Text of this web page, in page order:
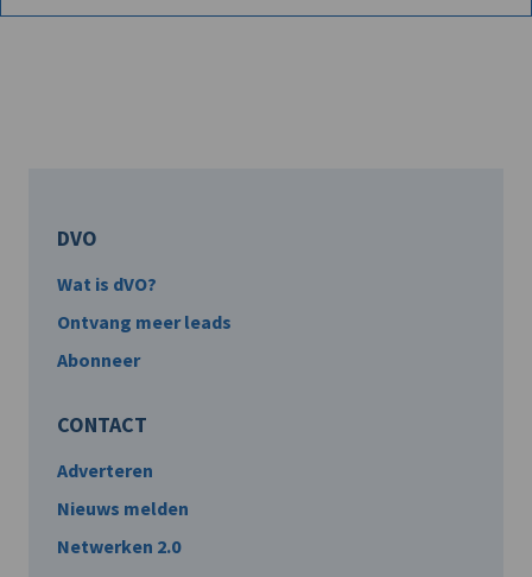
DVO
Wat is dVO?
Ontvang meer leads
Abonneer
CONTACT
Adverteren
Nieuws melden
Netwerken 2.0